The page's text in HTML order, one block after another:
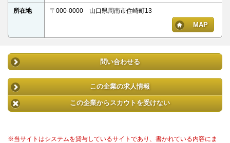
所在地
〒000-0000 山口県周南市住崎町13
MAP
問い合わせる
この企業の求人情報
この企業からスカウトを受けない
※当サイトはシステムを貸与しているサイトであり、書かれている内容にま